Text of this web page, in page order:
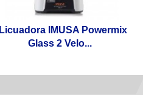
Licuadora IMUSA Powermix
Glass 2 Velo...